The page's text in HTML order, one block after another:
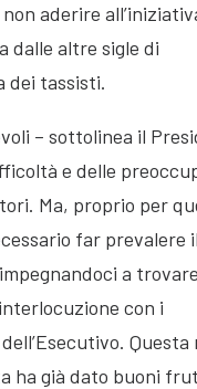
aderire
dalle altre sigle di
dei tassisti.
– sottolinea il
e delle
Ma, proprio per
far prevalere
a
con i
Questa
ha già dato buoni